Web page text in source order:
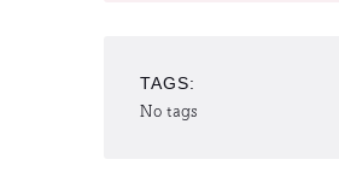
TAGS:
No tags